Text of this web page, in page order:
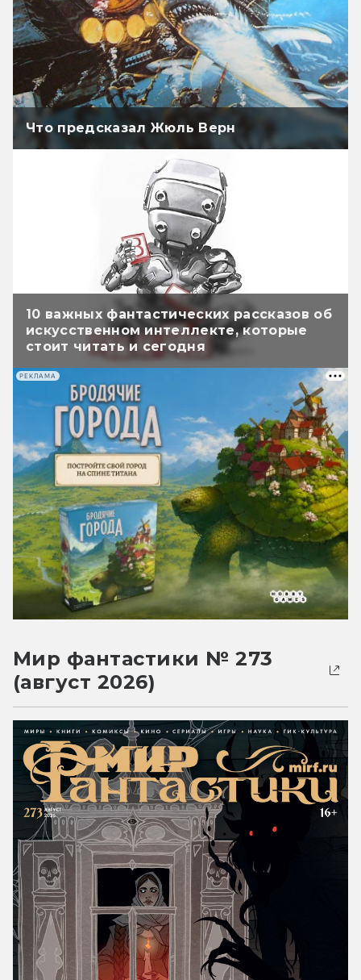
Что предсказал Жюль Верн
10 важных фантастических рассказов об
искусственном интеллекте, которые
стоит читать и сегодня
РЕКЛАМА
Мир фантастики № 273
(август 2026)